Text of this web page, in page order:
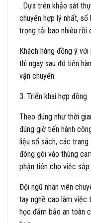
. Dựa trên khảo sát
chuyển hợp lý nhất, số
trọng tải bao nhiêu rồi
Khách hàng đồng ý
thì ngay sau đó tiến
vận chuyển.
3. Triển khai hợp đồng
Theo đúng như thời
đúng giờ tiến hành
liệu sổ sách, các
đóng gói vào thùng
phận tiên cho việc
Đội ngũ nhân viên
tay nghề cao làm việc
học đảm bảo an toàn